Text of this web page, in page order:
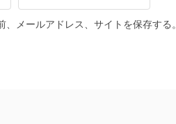
メールアドレス、サイトを保存する。